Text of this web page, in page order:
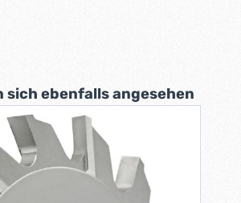
sich ebenfalls angesehen